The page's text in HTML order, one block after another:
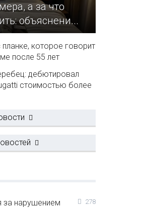
а за что
объяснени...
которое говорит
после 55 лет
дебютировал
стоимостью более
за нарушением
278